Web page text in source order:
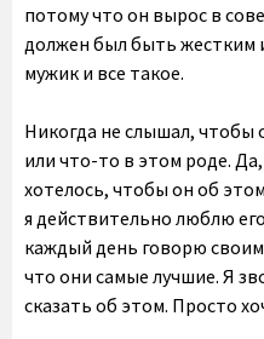
потому что он вырос в
должен был быть жестким
мужик и все такое.
Никогда не слышал, чтобы
или что-то в этом роде.
хотелось, чтобы он об
я действительно люблю
каждый день говорю
что они самые лучшие. Я
сказать об этом. Просто